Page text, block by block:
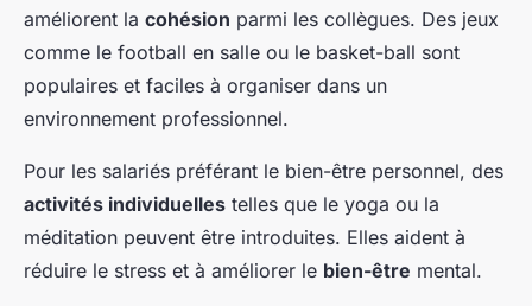
améliorent la cohésion parmi les collègues. Des jeux
comme le football en salle ou le basket-ball sont
populaires et faciles à organiser dans un
environnement professionnel.
Pour les salariés préférant le bien-être personnel, des
activités individuelles telles que le yoga ou la
méditation peuvent être introduites. Elles aident à
réduire le stress et à améliorer le bien-être mental.